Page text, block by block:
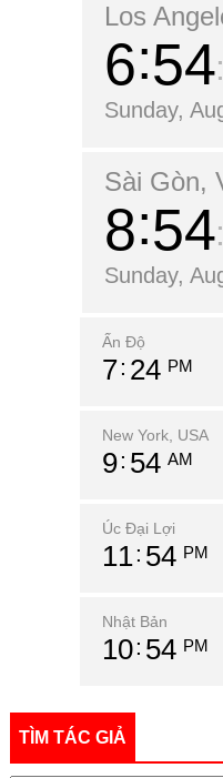
Los
6 54
Sunday,
Sài Gòn,
8 54
Sunday,
Ấn Độ
7 24 PM
New York, USA
9 54 AM
Úc Đại Lợi
11 54 PM
Nhật Bản
10 54 PM
TÌM TÁC GIẢ